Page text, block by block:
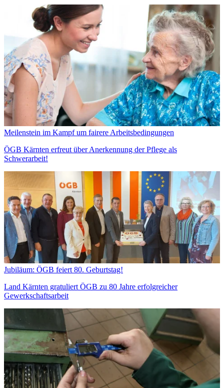
Meilenstein im Kampf um fairere Arbeitsbedingungen
ÖGB Kärnten erfreut über Anerkennung der Pflege als
Schwerarbeit!
Jubiläum: ÖGB feiert 80. Geburtstag!
Land Kärnten gratuliert ÖGB zu 80 Jahre erfolgreicher
Gewerkschaftsarbeit